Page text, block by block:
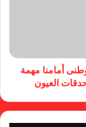
أمامنا مهمة
العيون